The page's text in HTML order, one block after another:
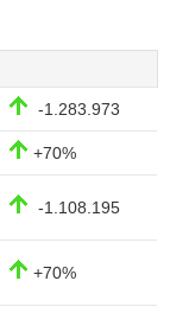
-1.283.973
+70%
-1.108.195
+70%